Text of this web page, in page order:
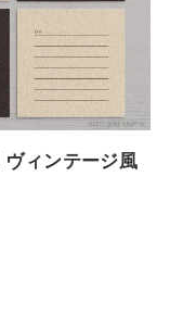
ヴィンテージ風